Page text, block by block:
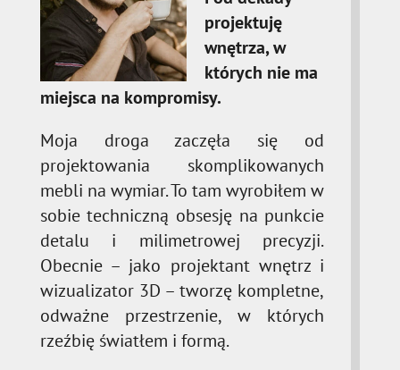
projektuję
wnętrza, w
których nie ma
miejsca na kompromisy.
Moja droga zaczęła się od
projektowania skomplikowanych
mebli na wymiar. To tam wyrobiłem w
sobie techniczną obsesję na punkcie
detalu i milimetrowej precyzji.
Obecnie – jako projektant wnętrz i
wizualizator 3D – tworzę kompletne,
odważne przestrzenie, w których
rzeźbię światłem i formą.